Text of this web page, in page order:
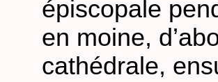
épiscopale
en moine,
cathédrale,